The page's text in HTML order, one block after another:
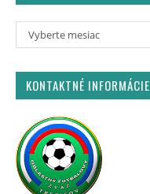
Vyberte mesiac
KONTAKTNÉ INFORMÁCIE